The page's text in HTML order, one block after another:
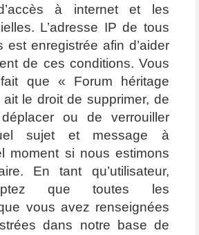
à internet et les
L’adresse IP de tous
est enregistrée afin d’aider
de ces conditions. Vous
que « Forum héritage
le droit de supprimer, de
ou de verrouiller
sujet et message à
moment si nous estimons
En tant qu’utilisateur,
que toutes les
vous avez renseignées
dans notre base de